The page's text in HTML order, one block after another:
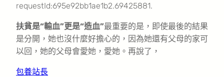
requestId:695e92bb1ae1b2.69425881.
扶貧是“輸血”更是“造血”最重要的是，即使最後的結果
是分開，她也沒什麼好擔心的，因為她還有父母的家可
以回，她的父母會愛她，愛她。再說了，
包養站長